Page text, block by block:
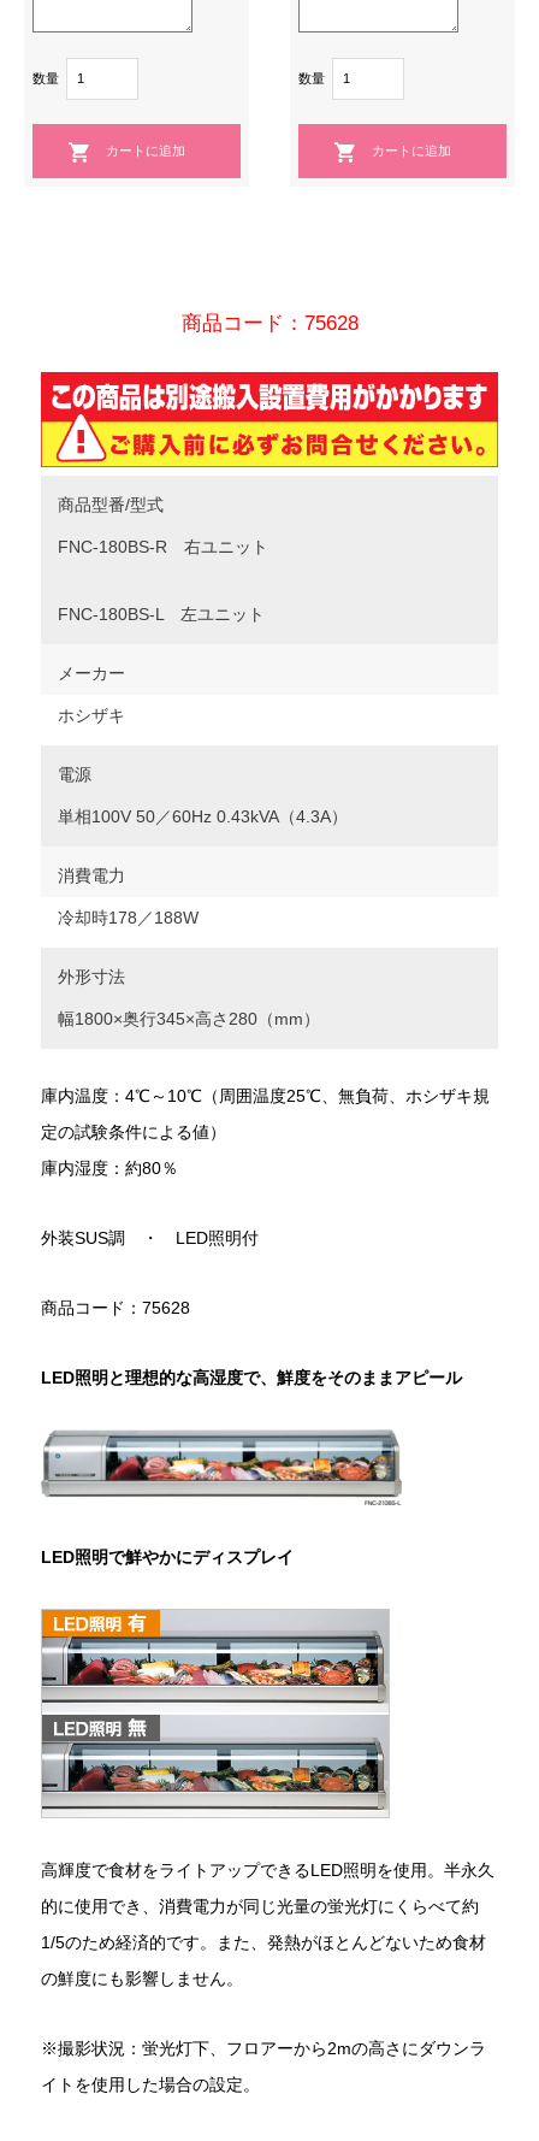
数量 数量
商品コード：75628
商品型番/型式
FNC-180BS-R 右ユニット
FNC-180BS-L 左ユニット
メーカー
ホシザキ
電源
単相100V 50／60Hz 0.43kVA（4.3A）
消費電力
冷却時178／188W
外形寸法
幅1800×奥行345×高さ280（mm）
庫内温度：4℃～10℃（周囲温度25℃、無負荷、ホシザキ規
定の試験条件による値）
庫内湿度：約80％
外装SUS調 ・ LED照明付
商品コード：75628
LED照明と理想的な高湿度で、鮮度をそのままアピール
LED照明で鮮やかにディスプレイ
高輝度で食材をライトアップできるLED照明を使用。半永久
的に使用でき、消費電力が同じ光量の蛍光灯にくらべて約
1/5のため経済的です。また、発熱がほとんどないため食材
の鮮度にも影響しません。
※撮影状況：蛍光灯下、フロアーから2mの高さにダウンラ
イトを使用した場合の設定。